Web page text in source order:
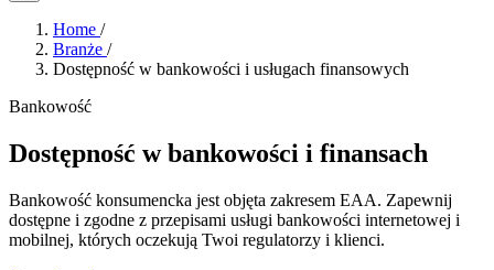
Home /
Branże /
Dostępność w bankowości i usługach finansowych
Bankowość
Dostępność w bankowości i finansach
Bankowość konsumencka jest objęta zakresem EAA. Zapewnij
dostępne i zgodne z przepisami usługi bankowości internetowej i
mobilnej, których oczekują Twoi regulatorzy i klienci.